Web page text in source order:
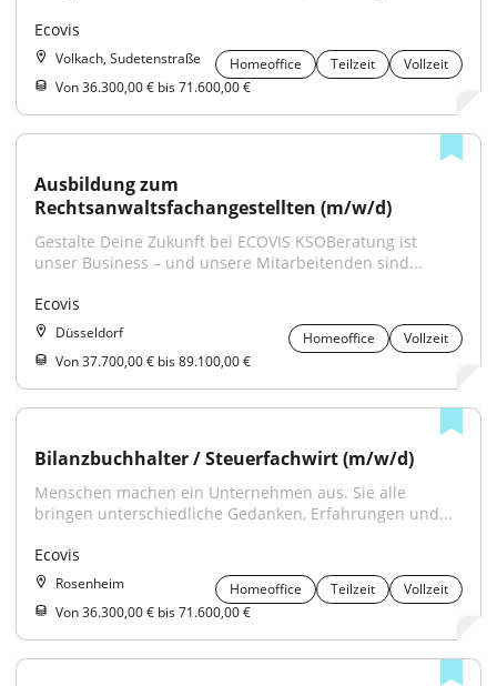
Ecovis
Volkach, Sudetenstraße Homeoffice Teilzeit
Vollzeit
Von 36.300,00 € bis 71.600,00 €
Ausbildung zum
Rechtsanwaltsfachangestellten (m/w/d)
Gestalte Deine Zukunft bei ECOVIS KSOBeratung ist
unser Business – und unsere Mitarbeitenden sind...
Ecovis
Düsseldorf Homeoffice
Vollzeit
Von 37.700,00 € bis 89.100,00 €
Bilanzbuchhalter / Steuerfachwirt (m/w/d)
Menschen machen ein Unternehmen aus. Sie alle
bringen unterschiedliche Gedanken, Erfahrungen und...
Ecovis
Rosenheim Homeoffice Teilzeit
Vollzeit
Von 36.300,00 € bis 71.600,00 €